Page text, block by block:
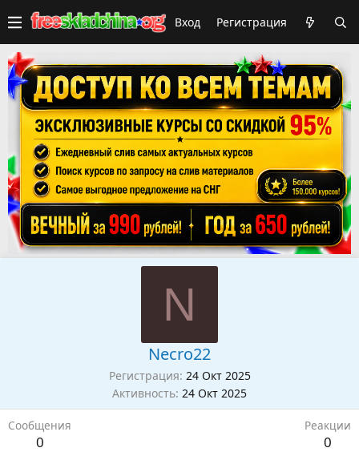
Вход Регистрация
N
Necro22
Регистрация 24 Окт 2025
Активность 24 Окт 2025
Сообщения
0
Реакции
0